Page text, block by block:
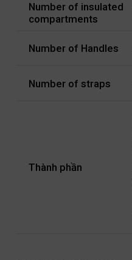
Number of insulated
compartments
Number of Handles
Number of straps
Thành phần